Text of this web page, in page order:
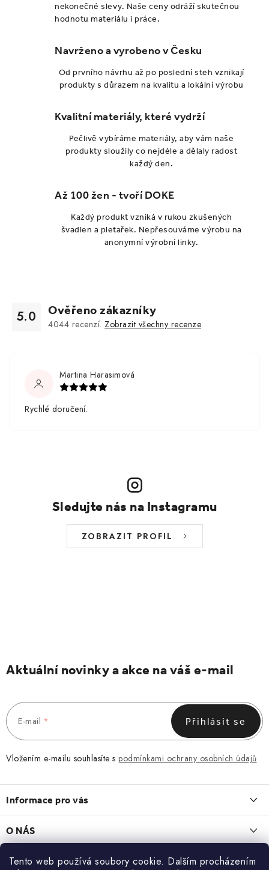
Tento web používá soubory cookie. Dalším procházením
nekonečné slevy. Naše ceny odráží skutečnou
hodnotu materiálu i práce.
Navrženo a vyrobeno v Česku
Od prvního návrhu až po poslední steh vznikají
produkty s důrazem na kvalitu a lokální výrobu
Kvalitní materiály, které vydrží
Pečlivě vybíráme materiály, aby vám naše
produkty sloužily co nejdéle a dělaly radost
každý den.
Až 100 žen - tvoří DOKE
Každý produkt vzniká v rukou zkušených
švadlen a pletařek. Nepřesouváme výrobu na
anonymní výrobní linky.
5.0 Ověřeno zákazníky
4044 recenzí. Zobrazit všechny recenze
Martina Harasimová
Rychlé doručení.
Sledujte nás na Instagramu
ZOBRAZIT PROFIL
Aktuální novinky a akce na váš e-mail
E-mail
Vložením e-mailu souhlasíte s podmínkami ochrany osobních údajů
Přihlásit se
á
p
t
Informace pro vás
Obchodní podmínky
Vrácení a reklamace
O NÁS
Blog